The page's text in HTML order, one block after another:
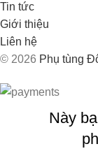
Tin tức
Giới thiệu
Liên hệ
© 2026 Phụ tùng
Này